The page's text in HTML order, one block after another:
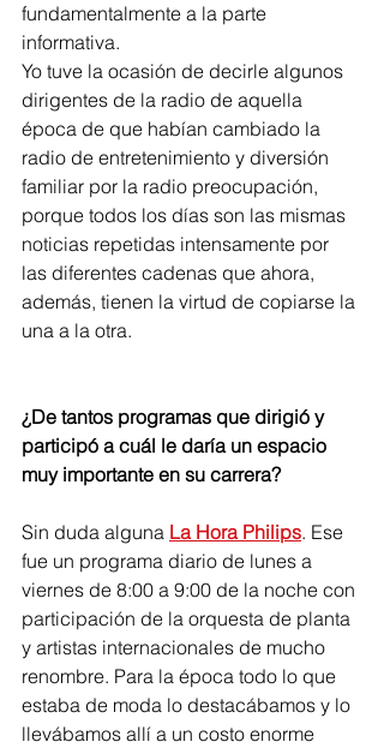
fundamentalmente a la parte
informativa.
Yo tuve la ocasión de decirle algunos
dirigentes de la radio de aquella
época de que habían cambiado la
radio de entretenimiento y diversión
familiar por la radio preocupación,
porque todos los días son las mismas
noticias repetidas intensamente por
las diferentes cadenas que ahora,
además, tienen la virtud de copiarse la
una a la otra.
¿De tantos programas que dirigió y
participó a cuál le daría un espacio
muy importante en su carrera?
Sin duda alguna La Hora Philips. Ese
fue un programa diario de lunes a
viernes de 8:00 a 9:00 de la noche con
participación de la orquesta de planta
y artistas internacionales de mucho
renombre. Para la época todo lo que
estaba de moda lo destacábamos y lo
llevábamos allí a un costo enorme